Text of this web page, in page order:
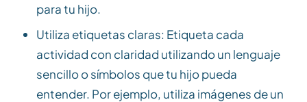
para tu hijo.
Utiliza etiquetas claras: Etiqueta cada
actividad con claridad utilizando un lenguaje
sencillo o símbolos que tu hijo pueda
entender. Por ejemplo, utiliza imágenes de un